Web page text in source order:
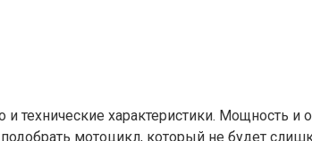
технические характеристики.​ Мощность
мотоцикл, который не будет